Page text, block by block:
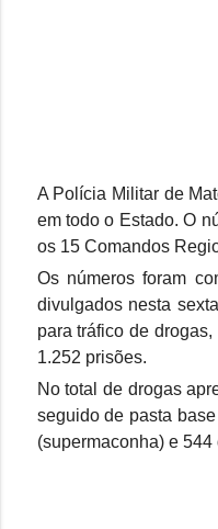
A Polícia Militar de
em todo o Estado. O
os 15 Comandos
Os números foram
divulgados nesta
para tráfico de
1.252 prisões.
No total de drogas
seguido de pasta
(supermaconha) e